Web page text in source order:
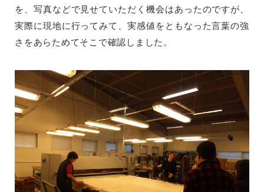
を、写真などで見せていただく機会はあったのですが、
実際に現地に行ってみて、実感値をともなった言葉の強
さをあらためてそこで確認しました。